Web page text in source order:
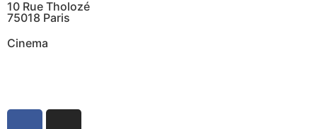
10 Rue Tholozé
75018 Paris
Cinema